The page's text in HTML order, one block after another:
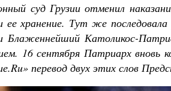
суд Грузии отменил
хранение. Тут же последовала
Католикос-
16 сентября Патриарх вновь
перевод двух этих слов